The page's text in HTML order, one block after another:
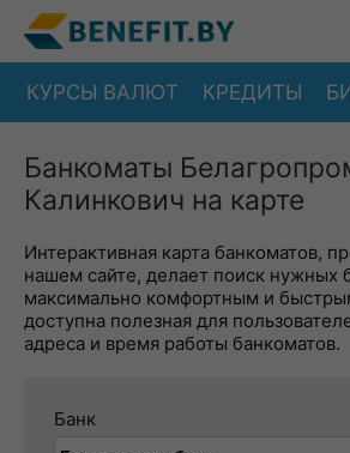
КУРСЫ ВАЛЮТ КРЕДИТЫ
Банкоматы
Калинкович на карте
Интерактивная карта банкоматов,
нашем сайте, делает поиск нужных
максимально комфортным и
доступна полезная для
адреса и время работы банкоматов.
Банк